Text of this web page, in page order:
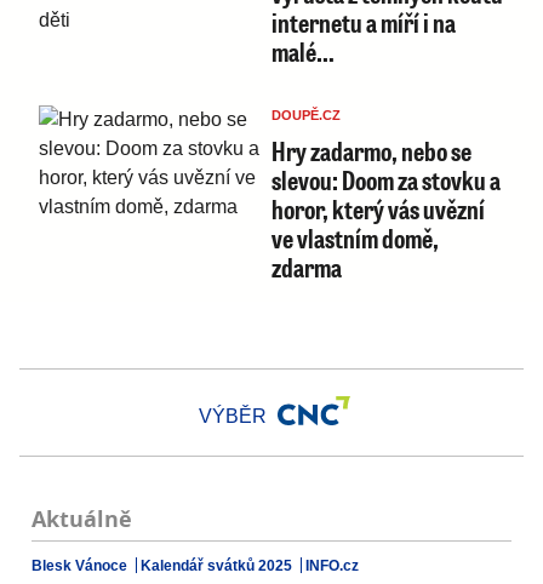
internetu a míří i na
malé…
DOUPĚ.CZ
Hry zadarmo, nebo se
slevou: Doom za stovku a
horor, který vás uvězní
ve vlastním domě,
zdarma
VÝBĚR
Aktuálně
Blesk Vánoce Kalendář svátků 2025 INFO.cz